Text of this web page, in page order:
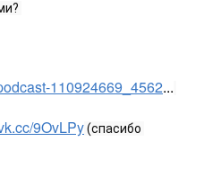
110924669_4562...
9OvLPy (спасибо